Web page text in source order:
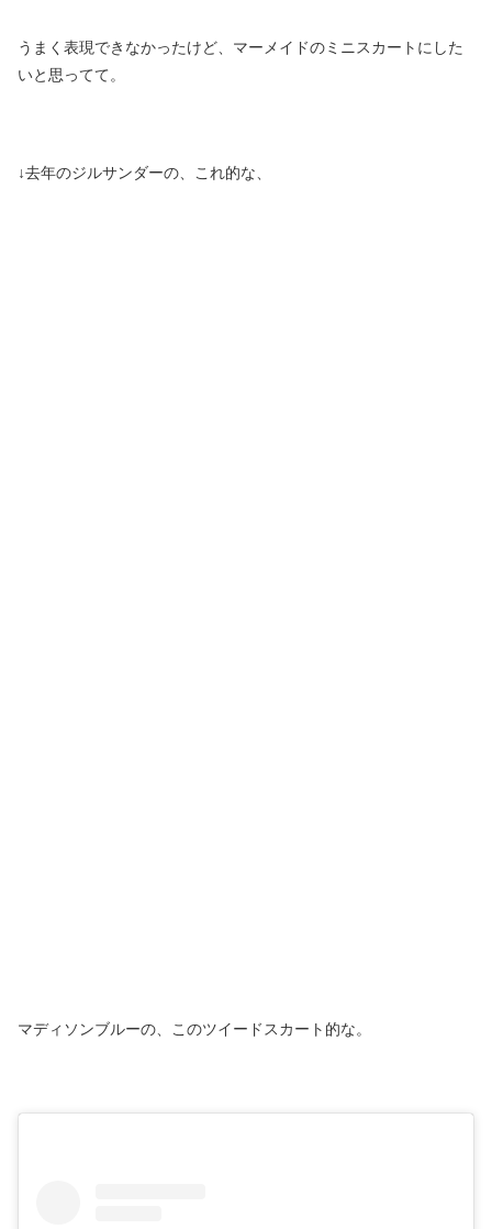
うまく表現できなかったけど、マーメイドのミニスカートにした
いと思ってて。
↓去年のジルサンダーの、これ的な、
マディソンブルーの、このツイードスカート的な。